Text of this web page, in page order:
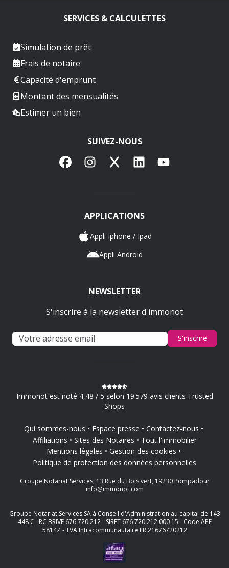
SERVICES & CALCULETTES
Simulation de prêt
Frais de notaire
Capacité d'emprunt
Montant des mensualités
Estimer un bien
SUIVEZ-NOUS
FacebookInstagram
X LinkedInYouTube
APPLICATIONS
Appli Iphone / Ipad
Appli Android
NEWSLETTER
S'inscrire à la newsletter d'immonot
S'inscrire
Immonot est noté 4,48 / 5 selon 19 579 avis clients Trusted
Shops
Qui sommes-nous Espace presse
Contactez-nous
Affiliations
Sites des Notaires
Tout l'immobilier
Mentions légales
Gestion des cookies
Politique de protection des données personnelles
Groupe Notariat Services, 13 Rue du Bois vert, 19230 Pompadour
info@immonot.com
Groupe Notariat Services SA à Conseil d'Administration au capital de 143
448 € - RC BRIVE 676 720 212 - SIRET 676 720 212 000 15 - Code APE
5814Z - TVA Intracommunautaire FR 21676720212